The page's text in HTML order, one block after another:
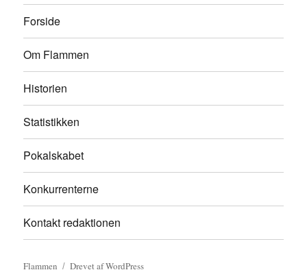
Forside
Om Flammen
Historien
Statistikken
Pokalskabet
Konkurrenterne
Kontakt redaktionen
Flammen Drevet af WordPress